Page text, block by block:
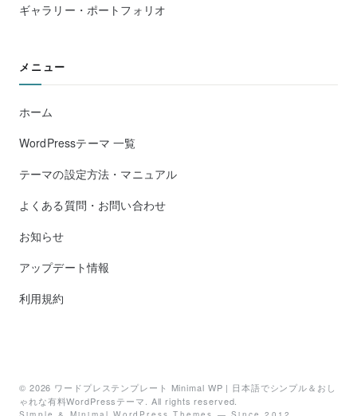
ギャラリー・ポートフォリオ
メニュー
ホーム
WordPressテーマ 一覧
テーマの設定方法・マニュアル
よくある質問・お問い合わせ
お知らせ
アップデート情報
利用規約
© 2026 ワードプレステンプレート Minimal WP | 日本語でシンプル＆おし
ゃれな有料WordPressテーマ
. All rights reserved.